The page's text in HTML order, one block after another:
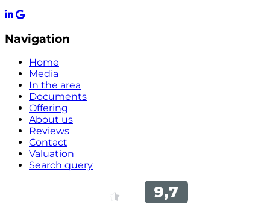
Navigation
Home
Media
In the area
Documents
Offering
About us
Reviews
Contact
Valuation
Search query